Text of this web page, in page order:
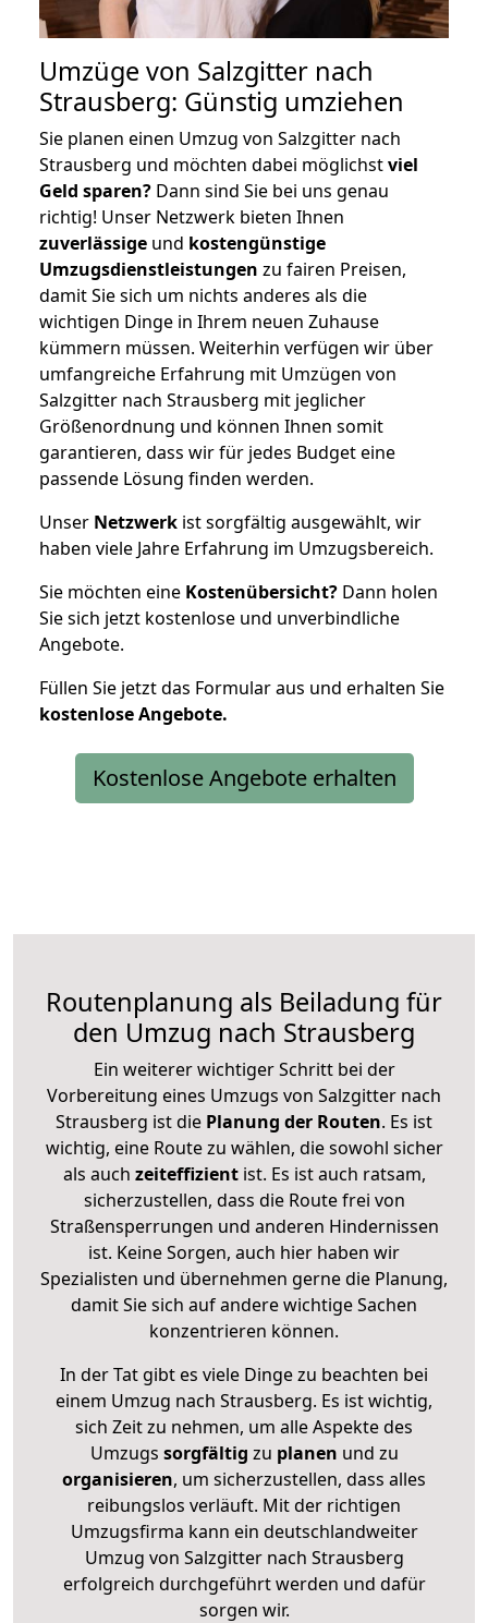
Umzüge von Salzgitter nach
Strausberg: Günstig umziehen
Sie planen einen Umzug von Salzgitter nach
Strausberg und möchten dabei möglichstviel
Geld sparen? Dann sind Sie bei uns genau
richtig! Unser Netzwerk bieten Ihnen
zuverlässige und kostengünstige
Umzugsdienstleistungen zu fairen Preisen,
damit Sie sich um nichts anderes als die
wichtigen Dinge in Ihrem neuen Zuhause
kümmern müssen. Weiterhin verfügen wir über
umfangreiche Erfahrung mit Umzügen von
Salzgitter nach Strausberg mit jeglicher
Größenordnung und können Ihnen somit
garantieren, dass wir für jedes Budget eine
passende Lösung finden werden.
Unser Netzwerk ist sorgfältig ausgewählt, wir
haben viele Jahre Erfahrung im Umzugsbereich.
Sie möchten eine Kostenübersicht? Dann holen
Sie sich jetzt kostenlose und unverbindliche
Angebote.
Füllen Sie jetzt das Formular aus und erhalten Sie
kostenloseAngebote.
Kostenlose Angebote erhalten
Routenplanung als Beiladung für
den Umzug nach Strausberg
Ein weiterer wichtiger Schritt bei der
Vorbereitung eines Umzugs von Salzgitter nach
Strausberg ist die Planung der Routen. Es ist
wichtig, eine Route zu wählen, die sowohl sicher
als auch zeiteffizientist. Es ist auch ratsam,
sicherzustellen, dass die Route frei von
Straßensperrungen und anderen Hindernissen
ist. Keine Sorgen, auch hier haben wir
Spezialisten und übernehmen gerne die Planung,
damit Sie sich auf andere wichtige Sachen
konzentrieren können.
In der Tat gibt es viele Dinge zu beachten bei
einem Umzug nach Strausberg. Es ist wichtig,
sich Zeit zu nehmen, um alle Aspekte des
Umzugs sorgfältig zu planen und zu
organisieren, um sicherzustellen, dass alles
reibungslos verläuft. Mit der richtigen
Umzugsfirma kann ein deutschlandweiter
Umzug von Salzgitter nach Strausberg
erfolgreich durchgeführt werden und dafür
sorgen wir.